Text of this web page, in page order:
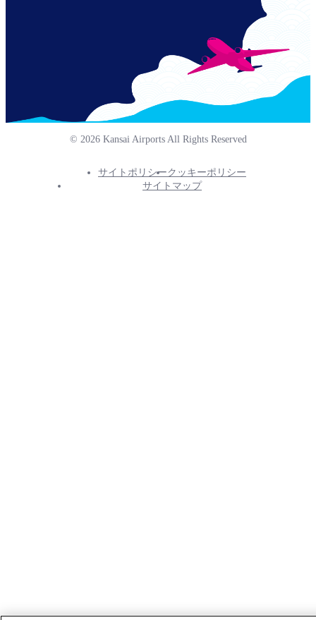
© 2026 Kansai Airports All Rights Reserved
サイトポリシークッキーポリシー
サイトマップ